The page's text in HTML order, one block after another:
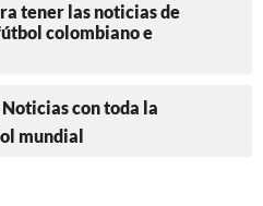
tener las noticias de
colombiano e
Noticias con toda la
mundial